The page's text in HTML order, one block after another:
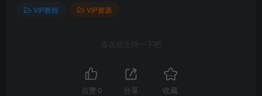
VIP教程 VIP资源
喜欢就支持一下吧
点赞 0 分享 收藏